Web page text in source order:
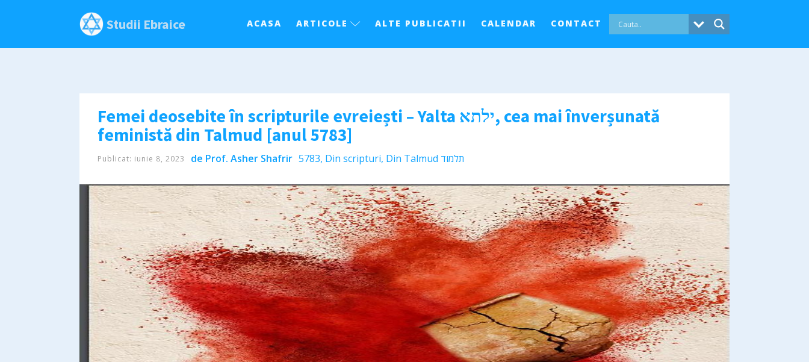
Studii Ebraice ACASA ARTICOLE ALTE PUBLICATII CALENDAR CONTACT
Femei deosebite în scripturile evreiești – Yalta ילתא, cea mai înverșunată
feministă din Talmud [anul 5783]
Publicat: iunie 8, 2023 de Prof. Asher Shafrir 5783, Din scripturi, Din Talmud תלמוד